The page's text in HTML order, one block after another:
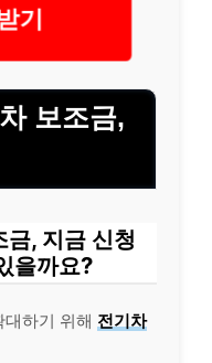
기
보조금,
, 지금 신청
을까요?
하기 위해 전기차